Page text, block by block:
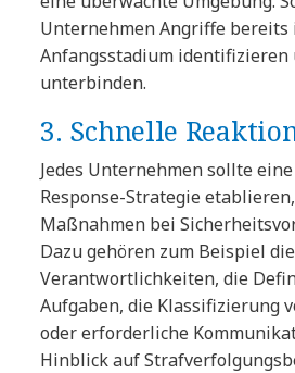
Unternehmen Angriffe bereits
Anfangsstadium identifizieren
unterbinden.
3. Schnelle
Jedes Unternehmen sollte
Response-Strategie
Maßnahmen bei
Dazu gehören zum Beispiel
Verantwortlichkeiten, die
Aufgaben, die Klassifizierung
oder erforderliche
Hinblick auf